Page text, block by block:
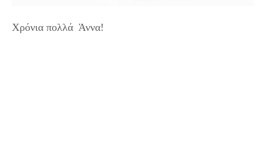
Χρόνια πολλά Άννα!